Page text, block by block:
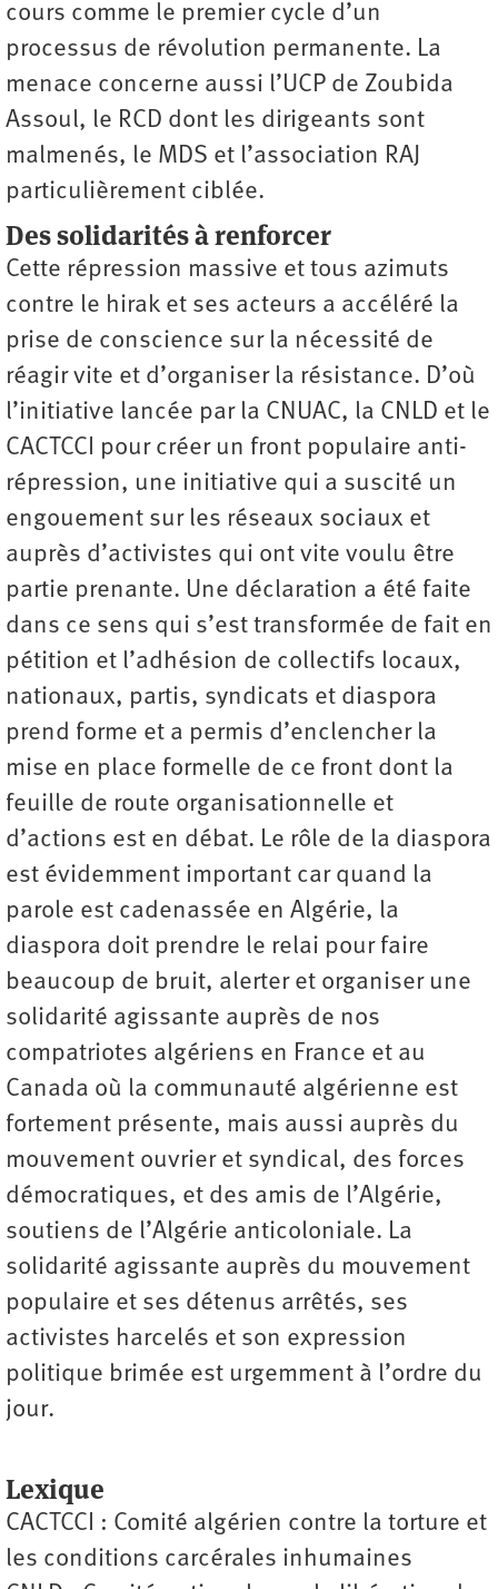
cours comme le premier cycle d’un
processus de révolution permanente. La
menace concerne aussi l’UCP de Zoubida
Assoul, le RCD dont les dirigeants sont
malmenés, le MDS et l’association RAJ
particulièrement ciblée.
Des solidarités à renforcer
Cette répression massive et tous azimuts
contre le hirak et ses acteurs a accéléré la
prise de conscience sur la nécessité de
réagir vite et d’organiser la résistance. D’où
l’initiative lancée par la CNUAC, la CNLD et le
CACTCCI pour créer un front populaire anti-
répression, une initiative qui a suscité un
engouement sur les réseaux sociaux et
auprès d’activistes qui ont vite voulu être
partie prenante. Une déclaration a été faite
dans ce sens qui s’est transformée de fait en
pétition et l’adhésion de collectifs locaux,
nationaux, partis, syndicats et diaspora
prend forme et a permis d’enclencher la
mise en place formelle de ce front dont la
feuille de route organisationnelle et
d’actions est en débat. Le rôle de la diaspora
est évidemment important car quand la
parole est cadenassée en Algérie, la
diaspora doit prendre le relai pour faire
beaucoup de bruit, alerter et organiser une
solidarité agissante auprès de nos
compatriotes algériens en France et au
Canada où la communauté algérienne est
fortement présente, mais aussi auprès du
mouvement ouvrier et syndical, des forces
démocratiques, et des amis de l’Algérie,
soutiens de l’Algérie anticoloniale. La
solidarité agissante auprès du mouvement
populaire et ses détenus arrêtés, ses
activistes harcelés et son expression
politique brimée est urgemment à l’ordre du
jour.
Lexique
CACTCCI : Comité algérien contre la torture et
les conditions carcérales inhumaines